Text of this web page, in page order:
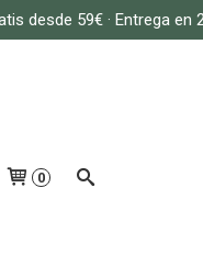
desde 59€ · Entrega en
0